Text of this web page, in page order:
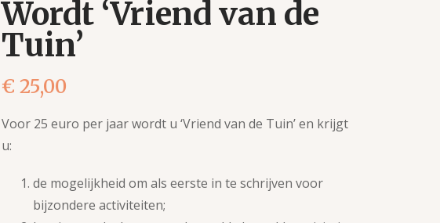
Wordt ‘Vriend van de
Tuin’
€ 25,00
Voor 25 euro per jaar wordt u ‘Vriend van de Tuin’ en krijgt
u:
de mogelijkheid om als eerste in te schrijven voor
bijzondere activiteiten;